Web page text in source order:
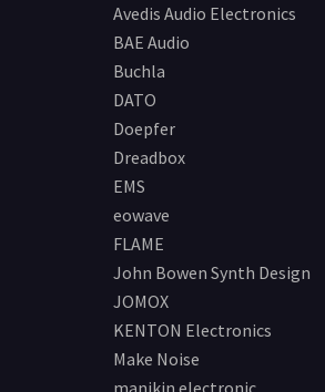
Avedis Audio Electronics
BAE Audio
Buchla
DATO
Doepfer
Dreadbox
EMS
eowave
FLAME
John Bowen Synth Design
JOMOX
KENTON Electronics
Make Noise
manikin electronic